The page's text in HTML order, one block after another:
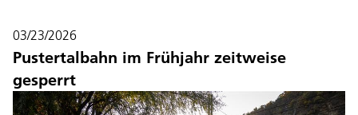
03/23/2026
Pustertalbahn im Frühjahr zeitweise
gesperrt